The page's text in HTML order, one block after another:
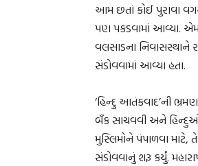
આમ છતાં કોઈ પુરાવા
પણ પકડવામાં આવ્યા.
વલસાડના નિવાસસ્થાને
સંડોવવામાં આવ્યા હતા.
‘હિન્દુ આતંકવાદ’ની
બૅંક સાચવવી અને
મુસ્લિમોને પંપાળવા
સંડોવવાનું શરૂ કર્યું.